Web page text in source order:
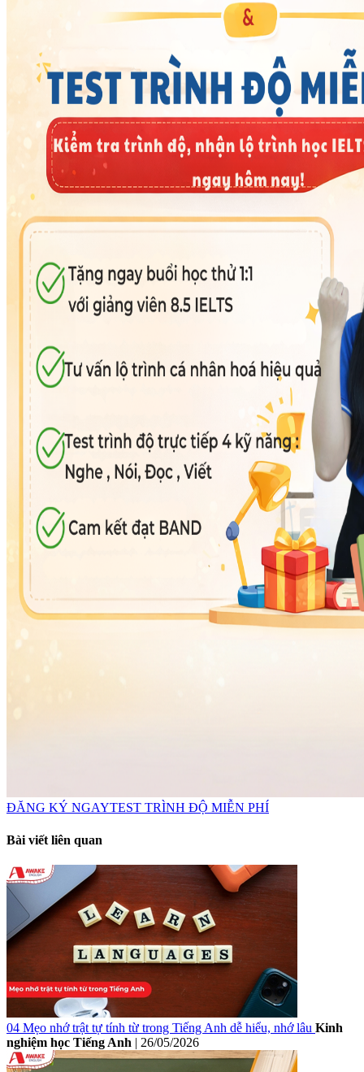
ĐĂNG KÝ NGAYTEST TRÌNH ĐỘ MIỄN PHÍ
Bài viết liên quan
04 Mẹo nhớ trật tự tính từ trong Tiếng Anh dễ hiểu, nhớ lâu Kinh
nghiệm học Tiếng Anh | 26/05/2026